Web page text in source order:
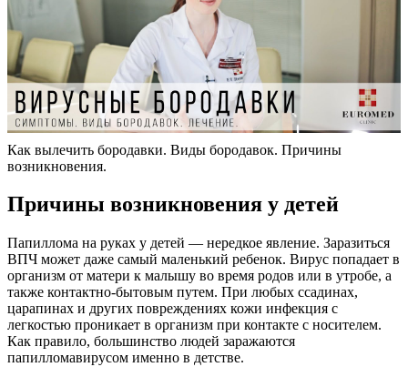
Как вылечить бородавки. Виды бородавок. Причины
возникновения.
Причины возникновения у детей
Папиллома на руках у детей — нередкое явление. Заразиться
ВПЧ может даже самый маленький ребенок. Вирус попадает в
организм от матери к малышу во время родов или в утробе, а
также контактно-бытовым путем. При любых ссадинах,
царапинах и других повреждениях кожи инфекция с
легкостью проникает в организм при контакте с носителем.
Как правило, большинство людей заражаются
папилломавирусом именно в детстве.